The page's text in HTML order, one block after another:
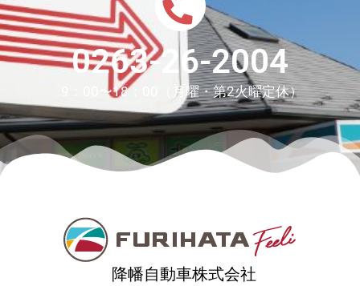
0263-26-2004
9：00〜18：00（月曜・第2火曜定休）
降幡自動車株式会社